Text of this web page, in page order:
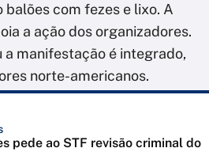
balões com fezes e lixo. A
a ação dos organizadores.
a manifestação é integrado,
norte-americanos.
pede ao STF revisão criminal do